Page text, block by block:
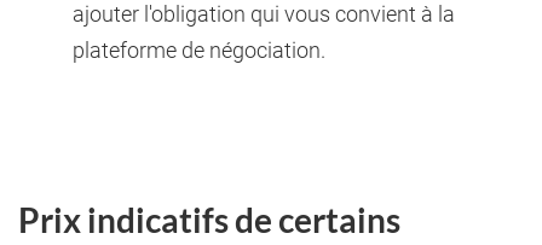
ajouter l'obligation qui vous convient à la
plateforme de négociation.
Prix indicatifs de certains